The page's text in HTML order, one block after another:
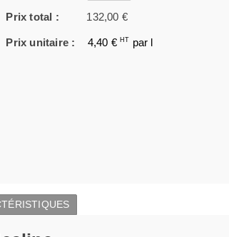
Prix total :
132,00 €
Prix unitaire : 4,40 € HT par l